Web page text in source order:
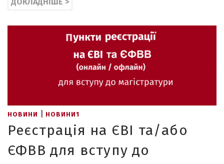
НОВИНИ НОВИНИ1
Реєстрація на ЄВІ та/або
ЄФВВ для вступу до